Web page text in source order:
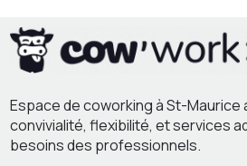
Espace de coworking à St-Maurice
convivialité, flexibilité, et services
besoins des professionnels.